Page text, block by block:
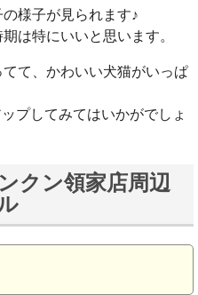
様子が見られます♪
は特にいいと思います。
て、かわいい犬猫がいっぱ
プしてみてはいかがでしょ
クン領家店周辺